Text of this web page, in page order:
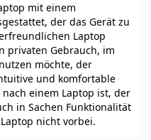
mit einem
der das Gerät zu
Laptop
privaten Gebrauch, im
möchte, der
und komfortable
einem Laptop ist, der
in Sachen Funktionalität
nicht vorbei.